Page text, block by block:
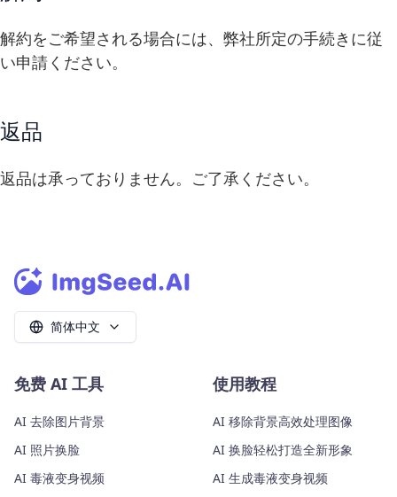
解約をご希望される場合には、弊社所定の手続きに従
い申請ください。
返品
返品は承っておりません。ご了承ください。
简体中文
免费 AI 工具
AI 去除图片背景
AI 照片换脸
AI 毒液变身视频
使用教程
AI 移除背景高效处理图像
AI 换脸轻松打造全新形象
AI 生成毒液变身视频